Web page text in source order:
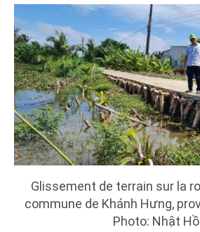
Glissement de terrain sur la
commune de Khánh Hưng,
Photo: Nhật